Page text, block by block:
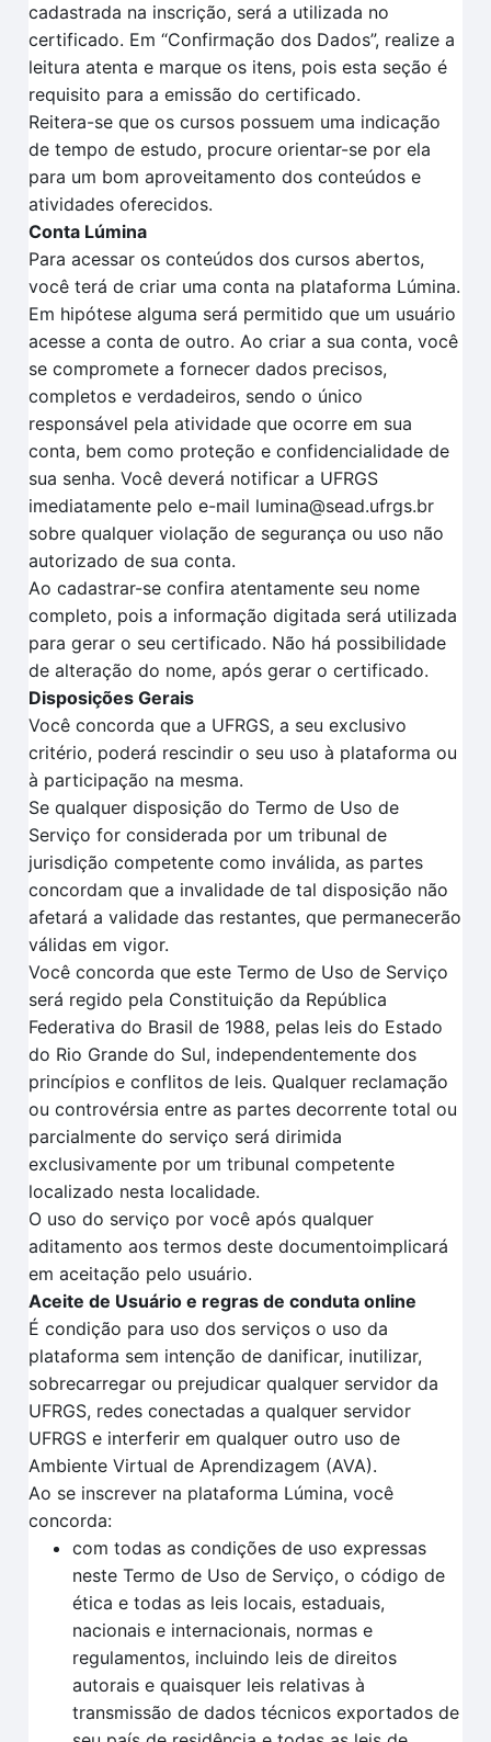
cadastrada na inscrição, será a utilizada no
certificado. Em“Confirmação dos Dados”, realize a
leitura atenta e marque os itens, pois esta seção é
requisito para a emissão do certificado.
Reitera-se que os cursos possuem uma indicação
de tempo de estudo, procure orientar-se por ela
para um bom aproveitamento dos conteúdos e
atividades oferecidos.
Conta Lúmina
Para acessar os conteúdos dos cursos abertos,
você terá de criar uma conta na plataforma Lúmina.
Em hipótese alguma será permitido que um usuário
acesse a conta de outro. Ao criar a sua conta, você
se compromete a fornecer dados precisos,
completos e verdadeiros, sendo o único
responsável pela atividade que ocorre em sua
conta, bem como proteção e confidencialidade de
sua senha. Você deverá notificar a UFRGS
imediatamente pelo e-mail lumina@sead.ufrgs.br
sobre qualquer violação de segurança ou uso não
autorizado de sua conta.
Ao cadastrar-se confira atentamente seu nome
completo, pois a informação digitada será utilizada
para gerar o seu certificado. Não há possibilidade
de alteração do nome, após gerar o certificado.
Disposições Gerais
Você concorda que a UFRGS, a seu exclusivo
critério, poderá rescindir o seu uso à plataforma ou
à participação na mesma.
Se qualquer disposição do Termo de Uso de
Serviço for considerada por um tribunal de
jurisdição competente como inválida, as partes
concordam que a invalidade de tal disposição não
afetará a validade das restantes, que permanecerão
válidas em vigor.
Você concorda que este Termo de Uso de Serviço
será regido pela Constituição da República
Federativa do Brasil de 1988, pelas leis do Estado
do Rio Grande do Sul, independentemente dos
princípios e conflitos de leis. Qualquer reclamação
ou controvérsia entre as partes decorrente total ou
parcialmente do serviço será dirimida
exclusivamente por um tribunal competente
localizado nesta localidade.
O uso do serviço por você após qualquer
aditamento aos termos deste documentoimplicará
em aceitação pelo usuário.
Aceite de Usuário e regras de conduta online
É condição para uso dos serviços o uso da
plataforma sem intenção de danificar, inutilizar,
sobrecarregar ou prejudicar qualquer servidor da
UFRGS, redes conectadas a qualquer servidor
UFRGS e interferir em qualquer outro uso de
Ambiente Virtual de Aprendizagem (AVA).
Ao se inscrever na plataforma Lúmina, você
concorda:
com todas as condições de uso expressas
neste Termo de Uso de Serviço, o código de
ética e todas as leis locais, estaduais,
nacionais e internacionais, normas e
regulamentos, incluindo leis de direitos
autorais e quaisquer leis relativas à
transmissão de dados técnicos exportados de